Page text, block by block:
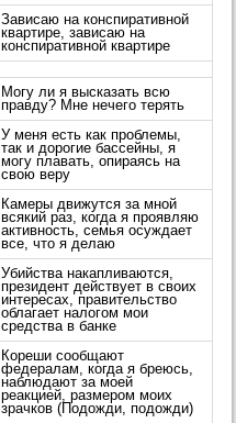
Зависаю на конспиративной
квартире, зависаю на
конспиративной квартире
Могу ли я высказать всю
правду? Мне нечего терять
У меня есть как проблемы,
так и дорогие бассейны, я
могу плавать, опираясь на
свою веру
Камеры движутся за мной
всякий раз, когда я проявляю
активность, семья осуждает
все, что я делаю
Убийства накапливаются,
президент действует в своих
интересах, правительство
облагает налогом мои
средства в банке
Кореши сообщают
федералам, когда я бреюсь,
наблюдают за моей
реакцией, размером моих
зрачков (Подожди, подожди)